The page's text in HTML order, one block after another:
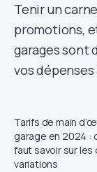
Tenir un
promotions,
garages sont
vos
Tarifs de main
garage en 2024 :
faut savoir sur
variations